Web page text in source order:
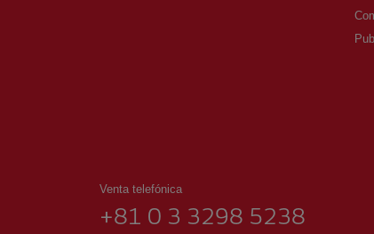
Venta telefónica
+81 0 3 3298 5238